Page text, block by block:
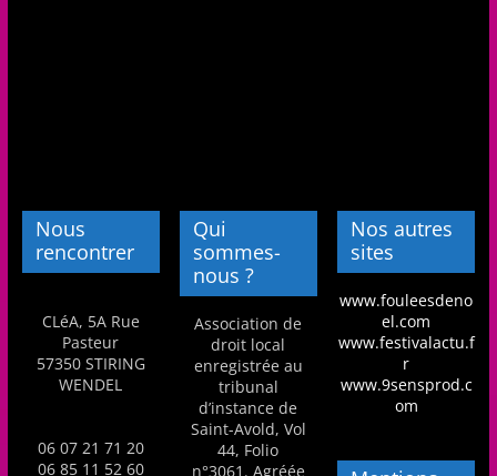
Nous
rencontrer
CLéA, 5A Rue
Pasteur
57350 STIRING
WENDEL
06 07 21 71 20
06 85 11 52 60
Qui
sommes-
nous ?
Association de
droit local
enregistrée au
tribunal
d’instance de
Saint-Avold, Vol
44, Folio
n°3061. Agréée
Nos autres
sites
www.fouleesdeno
el.com
www.festivalactu.f
r
www.9sensprod.c
om